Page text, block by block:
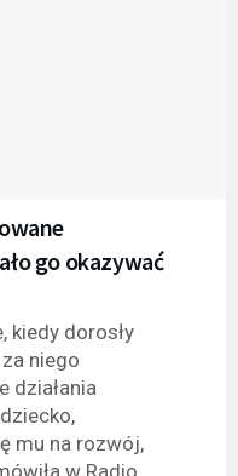
go okazywać
kiedy dorosły
niego
działania
mu na rozwój,